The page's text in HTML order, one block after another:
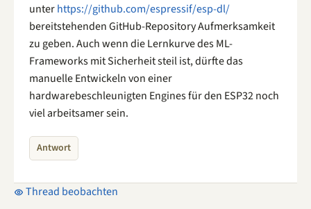
unterhttps://github.com/espressif/esp-dl/
bereitstehenden GitHub-Repository Aufmerksamkeit
zu geben. Auch wenn die Lernkurve des ML-
Frameworks mit Sicherheit steil ist, dürfte das
manuelle Entwickeln von einer
hardwarebeschleunigten Engines für den ESP32 noch
viel arbeitsamer sein.
Antwort
Thread beobachten